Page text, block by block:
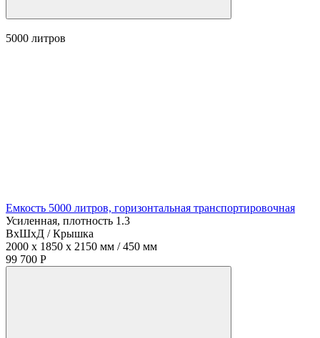
5000 литров
Емкость 5000 литров, горизонтальная транспортировочная
Усиленная, плотность 1.3
ВхШхД / Крышка
2000 x 1850 x 2150 мм / 450 мм
99 700 Р